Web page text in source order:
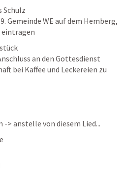
Schulz
Gemeinde WE auf dem Hemberg,
an den Gottesdienst
bei Kaffee und Leckereien zu
-> anstelle von diesem Lied...